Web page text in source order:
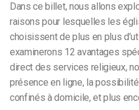
Dans ce billet, nous allons
raisons pour lesquelles les
choisissent de plus en plus
examinerons 12 avantages
direct des services religieux,
présence en ligne, la
confinés à domicile, et plus